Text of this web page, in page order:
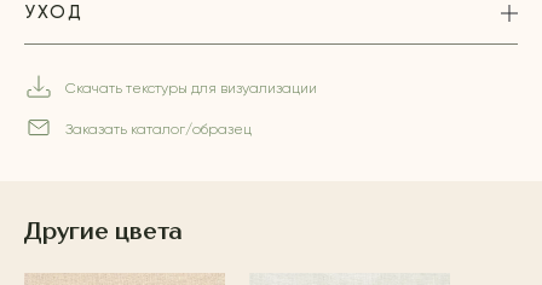
УХОД
Скачать текстуры для визуализации
Заказать каталог/образец
Другие цвета